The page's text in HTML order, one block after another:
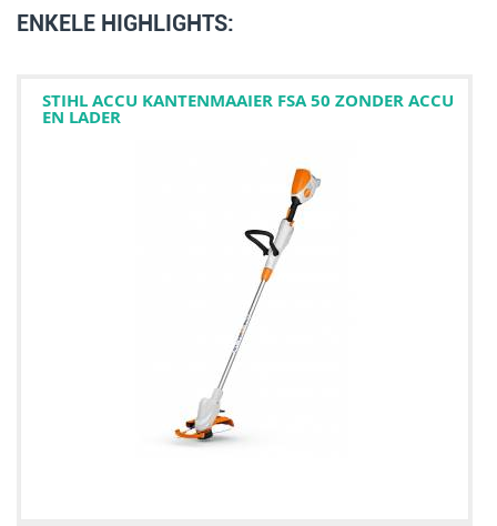
ENKELE HIGHLIGHTS:
STIHL ACCU KANTENMAAIER FSA 50 ZONDER ACCU
EN LADER